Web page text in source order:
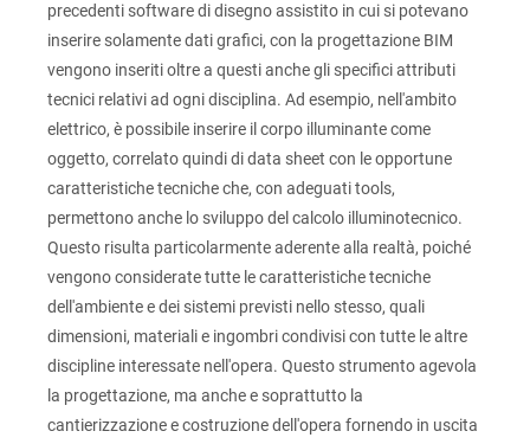
precedenti software di disegno assistito in cui si potevano
inserire solamente dati grafici, con la progettazione BIM
vengono inseriti oltre a questi anche gli specifici attributi
tecnici relativi ad ogni disciplina. Ad esempio, nell'ambito
elettrico, è possibile inserire il corpo illuminante come
oggetto, correlato quindi di data sheet con le opportune
caratteristiche tecniche che, con adeguati tools,
permettono anche lo sviluppo del calcolo illuminotecnico.
Questo risulta particolarmente aderente alla realtà, poiché
vengono considerate tutte le caratteristiche tecniche
dell'ambiente e dei sistemi previsti nello stesso, quali
dimensioni, materiali e ingombri condivisi con tutte le altre
discipline interessate nell'opera. Questo strumento agevola
la progettazione, ma anche e soprattutto la
cantierizzazione e costruzione dell'opera fornendo in uscita